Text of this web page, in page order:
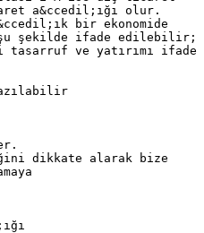
a&ccedil;ığı olur.
bir ekonomide
şekilde ifade edilebilir;
tasarruf ve yatırımı ifade
dikkate alarak bize